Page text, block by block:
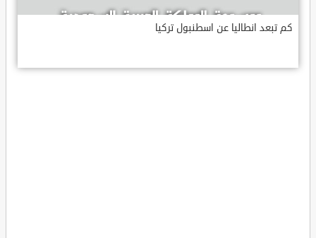
كم تبعد انطاليا عن اسطنبول تركيا